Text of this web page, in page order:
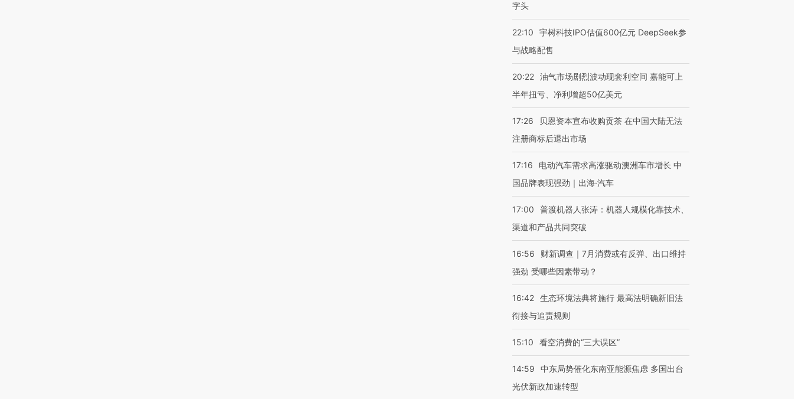
字头
22:10
宇树科技IPO估值600亿元 DeepSeek参
与战略配售
20:22 油气市场剧烈波动现套利空间 嘉能可上
半年扭亏、净利增超50亿美元
17:26
贝恩资本宣布收购贡茶 在中国大陆无法
注册商标后退出市场
17:16
电动汽车需求高涨驱动澳洲车市增长 中
国品牌表现强劲｜出海·汽车
17:00
普渡机器人张涛：机器人规模化靠技术、
渠道和产品共同突破
16:56
财新调查｜7月消费或有反弹、出口维持
强劲 受哪些因素带动？
16:42 生态环境法典将施行 最高法明确新旧法
衔接与追责规则
15:10 看空消费的“三大误区”
14:59
中东局势催化东南亚能源焦虑 多国出台
光伏新政加速转型